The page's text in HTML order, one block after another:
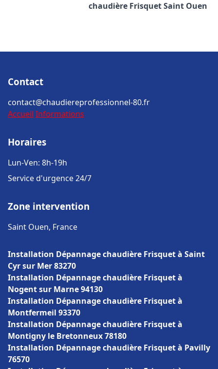
chaudière FrisquetSaint Ouen
Contact
contact@chaudiereprofessionnel-80.fr
Accueil Informations
Horaires
Lun-Ven: 8h-19h
Service d'urgence 24/7
Zone intervention
Saint Ouen, France
Installation Dépannage chaudière Frisquet à Saint
Cyr sur Mer 83270
Installation Dépannage chaudière Frisquet à
Nogent sur Marne 94130
Installation Dépannage chaudière Frisquet à
Montfermeil 93370
Installation Dépannage chaudière Frisquet à
Montigny le Bretonneux 78180
Installation Dépannage chaudière Frisquet à Pavilly
76570